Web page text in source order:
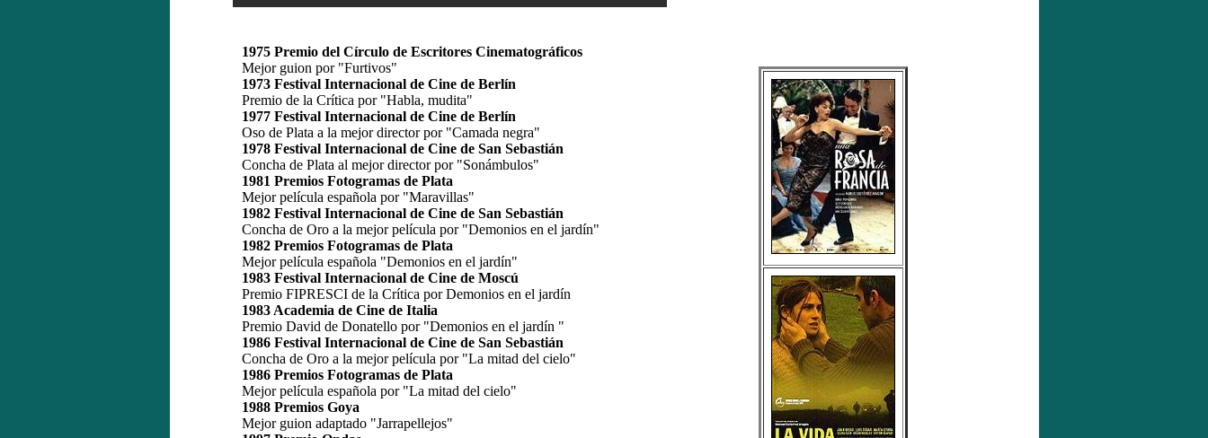
1975 Premio del Círculo de Escritores Cinematográficos
Mejor guion por "Furtivos"
1973 Festival Internacional de Cine de Berlín
Premio de la Crítica por "Habla, mudita"
1977 Festival Internacional de Cine de Berlín
Oso de Plata a la mejor director por "Camada negra"
1978 Festival Internacional de Cine de San Sebastián
Concha de Plata al mejor director por "Sonámbulos"
1981 Premios Fotogramas de Plata
Mejor película española por "Maravillas"
1982 Festival Internacional de Cine de San Sebastián
Concha de Oro a la mejor película por "Demonios en el jardín"
1982 Premios Fotogramas de Plata
Mejor película española "Demonios en el jardín"
1983 Festival Internacional de Cine de Moscú
Premio FIPRESCI de la Crítica por Demonios en el jardín
1983 Academia de Cine de Italia
Premio David de Donatello por "Demonios en el jardín "
1986 Festival Internacional de Cine de San Sebastián
Concha de Oro a la mejor película por "La mitad del cielo"
1986 Premios Fotogramas de Plata
Mejor película española por "La mitad del cielo"
1988 Premios Goya
Mejor guion adaptado "Jarrapellejos"